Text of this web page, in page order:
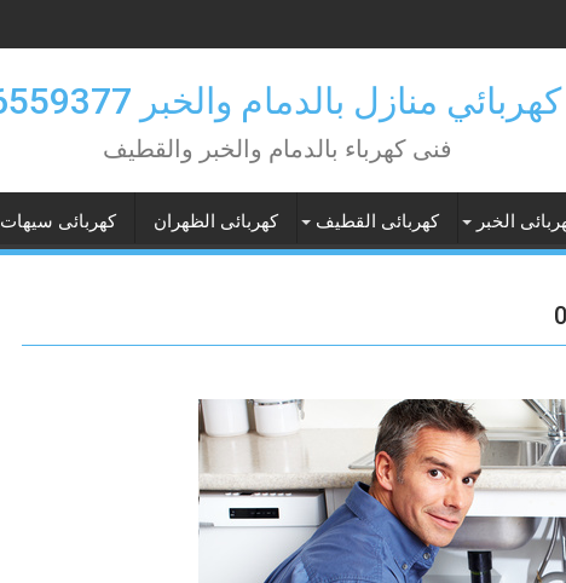
منازل بالدمام والخبر 0546559377
فنى كهرباء بالدمام والخبر والقطيف
الخبر كهربائى القطيف كهربائى الظهران كهربائى سيهات